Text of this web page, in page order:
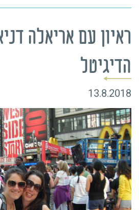
ראיון עם אריאלה
הדיגיטל
13.8.2018